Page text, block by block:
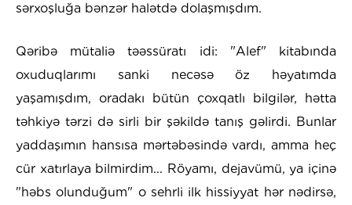
sərxoşluğa bənzər halətdə dolaşmışdım.
Qəribə mütaliə təəssüratı idi: "Alef" kitabında
oxuduqlarımı sanki necəsə öz həyatımda
yaşamışdım, oradakı bütün çoxqatlı bilgilər, hətta
təhkiyə tərzi də sirli bir şəkildə tanış gəlirdi. Bunlar
yaddaşımın hansısa mərtəbəsində vardı, amma heç
cür xatırlaya bilmirdim... Röyamı, dejavümü, ya içinə
"həbs olunduğum" o sehrli ilk hissiyyat hər nədirsə,